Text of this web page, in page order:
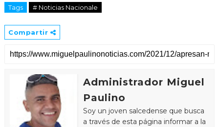
Tags # Noticias Nacionale
Compartir
Administrador Miguel
Paulino
Soy un joven salcedense que busca
a través de esta página informar a la